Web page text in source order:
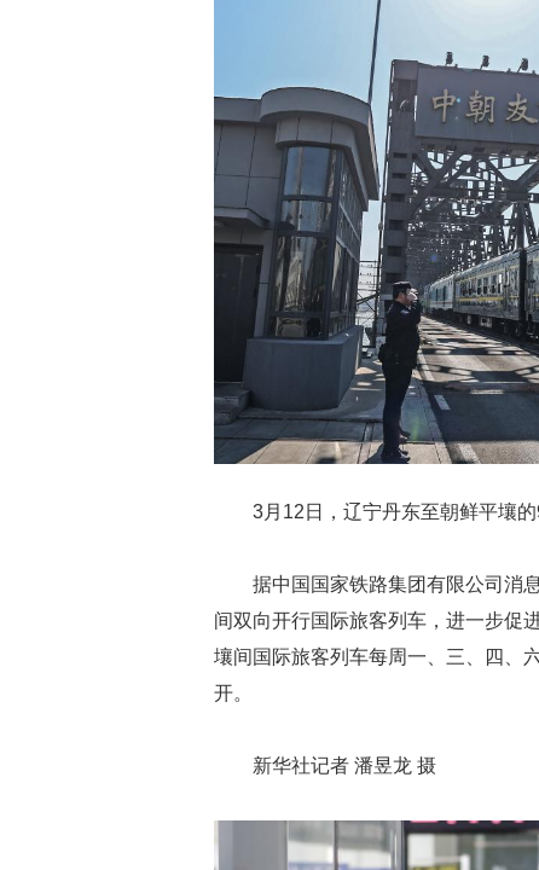
3月12日，辽宁丹东至朝鲜平壤
据中国国家铁路集团有限公司消
间双向开行国际旅客列车，进一步促
壤间国际旅客列车每周一、三、四、
开。
新华社记者 潘昱龙 摄